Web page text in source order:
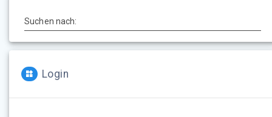
Suchen nach:
Login